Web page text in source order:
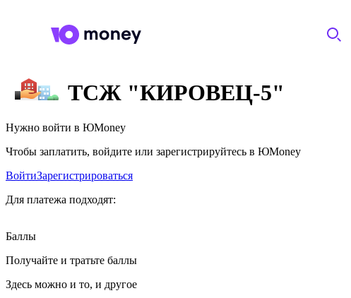
ТСЖ "КИРОВЕЦ-5"
Нужно войти в ЮMoney
Чтобы заплатить, войдите или зарегистрируйтесь в ЮMoney
ВойтиЗарегистрироваться
Для платежа подходят:
Баллы
Получайте и тратьте баллы
Здесь можно и то, и другое